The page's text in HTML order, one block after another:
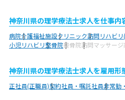
神奈川県の理学療法士求人を仕事内
病院介護福祉施設クリニック訪問リハビ
小児リハビリ整骨院接骨院訪問マッサージ
神奈川県の理学療法士求人を雇用形
正社員(正職員)契約社員・嘱託社員非常勤